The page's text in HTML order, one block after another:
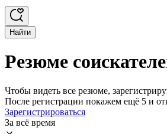
Найти
Резюме
Чтобы видеть все резюме,
После регистрации покажем ещё 5 и
Зарегистрироваться
За всё время